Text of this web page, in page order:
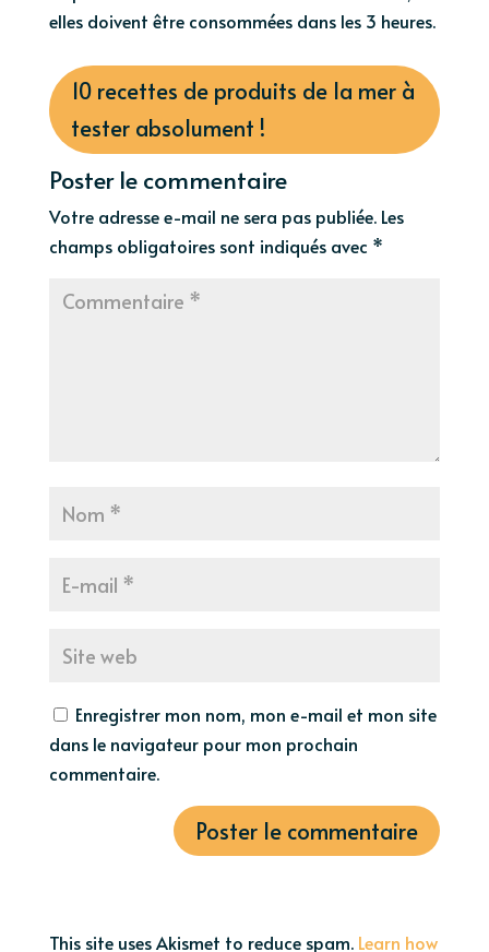
elles doivent être consommées dans les 3 heures.
10 recettes de produits de la mer à
tester absolument !
Poster le commentaire
Votre adresse e-mail ne sera pas publiée. Les
champs obligatoires sont indiqués avec *
Enregistrer mon nom, mon e-mail et mon site
dans le navigateur pour mon prochain
commentaire.
This site uses Akismet to reduce spam. Learn how